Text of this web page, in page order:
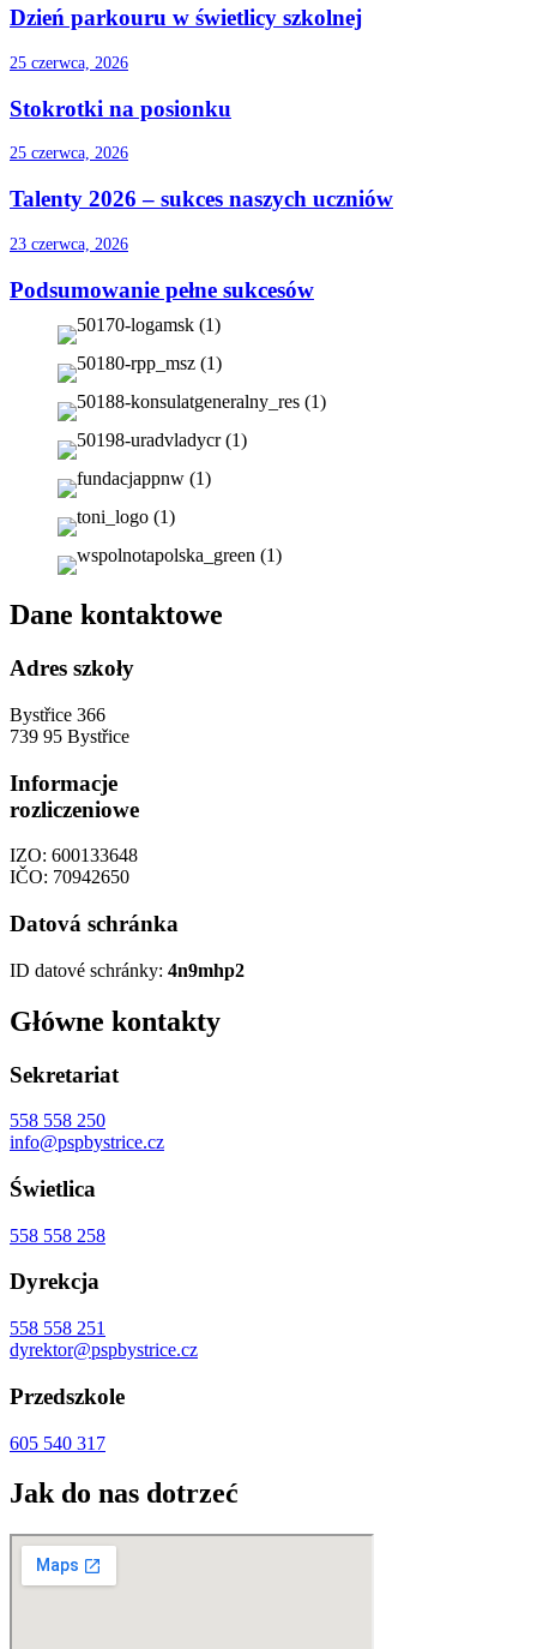
Dzień parkouru w świetlicy szkolnej
25 czerwca, 2026
Stokrotki na posionku
25 czerwca, 2026
Talenty 2026 – sukces naszych uczniów
23 czerwca, 2026
Podsumowanie pełne sukcesów
Dane kontaktowe
Adres szkoły
Bystřice 366
739 95 Bystřice
Informacje
rozliczeniowe
IZO: 600133648
IČO: 70942650
Datová schránka
ID datové schránky: 4n9mhp2
Główne kontakty
Sekretariat
558 558 250
info@pspbystrice.cz
Świetlica
558 558 258
Dyrekcja
558 558 251
dyrektor@pspbystrice.cz
Przedszkole
605 540 317
Jak do nas dotrzeć